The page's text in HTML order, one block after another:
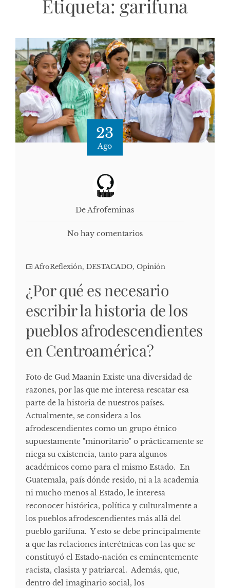
Etiqueta: garifuna
23
Ago
De Afrofeminas
No hay comentarios
AfroReflexión, DESTACADO, Opinión
¿Por qué es necesario
escribir la historia de los
pueblos afrodescendientes
en Centroamérica?
Foto de Gud Maanin Existe una diversidad de
razones, por las que me interesa rescatar esa
parte de la historia de nuestros países.
Actualmente, se considera a los
afrodescendientes como un grupo étnico
supuestamente "minoritario" o prácticamente se
niega su existencia, tanto para algunos
académicos como para el mismo Estado. En
Guatemala, país dónde resido, ni a la academia
ni mucho menos al Estado, le interesa
reconocer histórica, política y culturalmente a
los pueblos afrodescendientes más allá del
pueblo garífuna. Y esto se debe principalmente
a que las relaciones interétnicas con las que se
constituyó el Estado-nación es eminentemente
racista, clasista y patriarcal. Además, que,
dentro del imaginario social, los